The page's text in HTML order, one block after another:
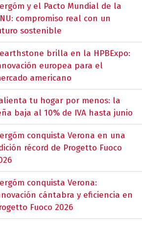
y el Pacto Mundial de la
compromiso real con un
sostenible
brilla en la HPBExpo:
europea para el
americano
tu hogar por menos: la
baja al 10% de IVA hasta junio
conquista Verona en una
récord de Progetto Fuoco
conquista Verona:
cántabra y eficiencia en
Fuoco 2026